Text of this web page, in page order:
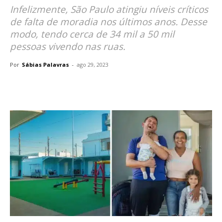
Infelizmente, São Paulo atingiu níveis críticos
de falta de moradia nos últimos anos. Desse
modo, tendo cerca de 34 mil a 50 mil
pessoas vivendo nas ruas.
Por Sábias Palavras - ago 29, 2023